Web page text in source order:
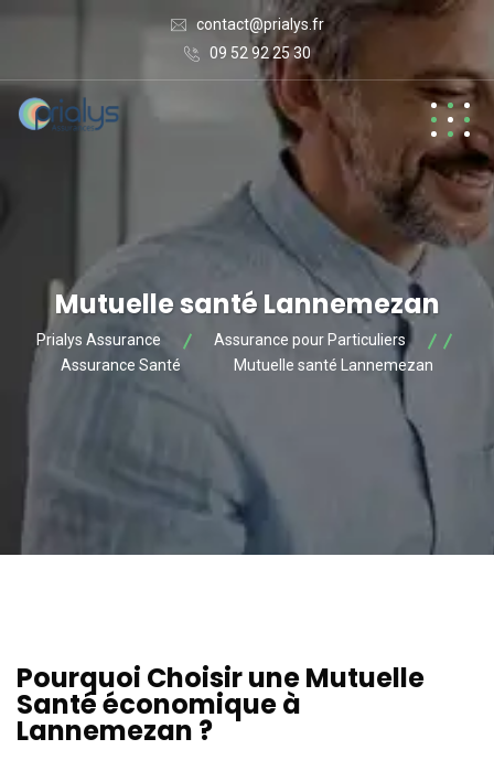
contact@prialys.fr
09 52 92 25 30
Mutuelle santé Lannemezan
Prialys Assurance
Assurance pour Particuliers
Assurance Santé
Mutuelle santé Lannemezan
Pourquoi Choisir une Mutuelle
Santé économique à
Lannemezan ?